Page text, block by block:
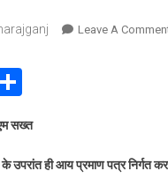
Leave A
सख्त
के उपरांत ही आय प्रमाण पत्र निर्गत